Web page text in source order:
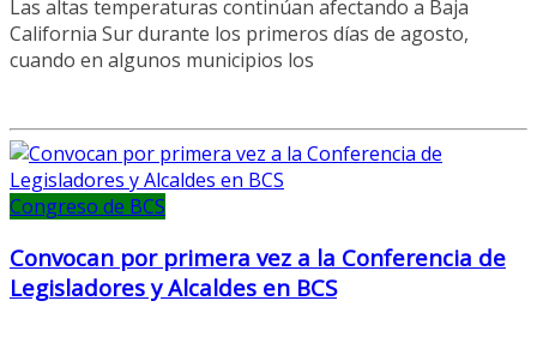
Las altas temperaturas continúan afectando a Baja
California Sur durante los primeros días de agosto,
cuando en algunos municipios los
Congreso de BCS
Convocan por primera vez a la Conferencia de
Legisladores y Alcaldes en BCS